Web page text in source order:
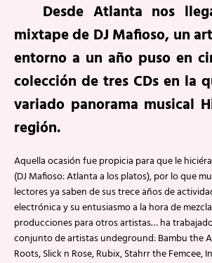
Desde Atlanta nos
mixtape de DJ Mafioso, un
entorno a un año puso en
colección de tres CDs en la
variado panorama musical
región.
Aquella ocasión fue propicia para que le
(DJ Mafioso: Atlanta a los platos), por lo que
lectores ya saben de sus trece años de
electrónica y su entusiasmo a la hora de
producciones para otros artistas… ha
conjunto de artistas undeground: Bambu the
Roots, Slick n Rose, Rubix, Stahrr the Femcee,